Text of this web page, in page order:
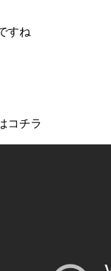
すね
コチラ